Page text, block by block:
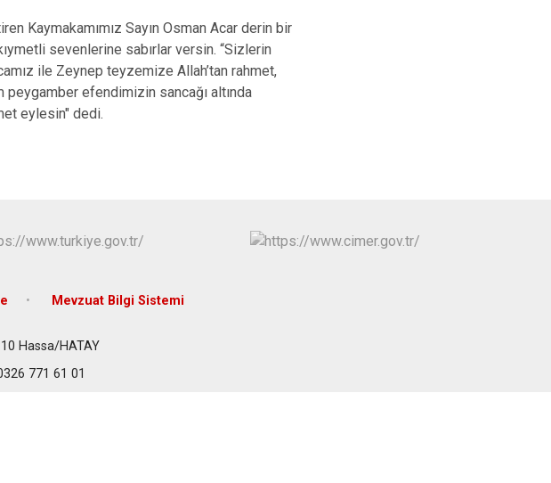
Erzin
Hassa
İskenderun
Sayın Osman Acar derin bir
sevenlerine sabırlar versin. “Sizlerin
ile Zeynep teyzemize Allah’tan rahmet,
peygamber efendimizin sancağı altında
eylesin" dedi.
Mevzuat Bilgi Sistemi
Hassa/HATAY
771 61 01